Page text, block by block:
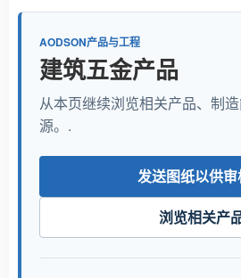
AODSON产品与工程
建筑五金产品
从本页继续浏览相关产品、制
源。.
发送图纸以供审
浏览相关产